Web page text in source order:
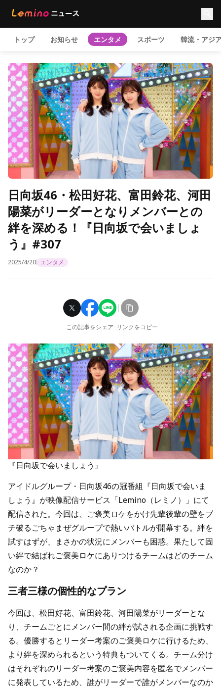
トップ お知らせ エンタメ スポーツ 韓流・アジ
日向坂46・松田好花、富田鈴花、河田
陽菜がリーダーとなりメンバーとの
絆を深める！『日向坂で会いましょ
う』#307
2025/4/20 エンタメ
この記事をシェア リンクをコピー
『日向坂で会いましょう』
アイドルグループ・日向坂46の冠番組『日向坂で会いま
しょう』が映像配信サービス「Lemino（レミノ）」にて
配信された。今回は、ご褒美ロケをかけ先輩後輩の壁をブ
チ破るごちゃまぜグループで熱いバトルが開幕する。絆を
試すはずが、まさかの状況にメンバーも困惑。果たして固
い絆で結ばれご褒美ロケにありつけるチームはどのチーム
なのか？
三者三様の個性的なプラン
今回は、松田好花、富田鈴花、河田陽菜がリーダーとな
り、チームごとにメンバー間の絆が試される企画に挑戦す
る。優勝するとリーダー考案のご褒美ロケに行けるため、
より絆を深められるという特典もついてくる。チーム分け
はそれぞれのリーダー考案のご褒美内容を匿名でメンバー
に発表しているため、誰がリーダーで誰がメンバーなのか